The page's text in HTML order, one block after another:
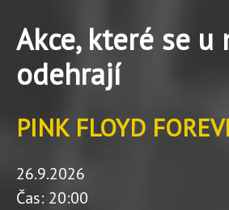
Akce, které se u
odehrají
PINK FLOYD
26.9.2026
Čas: 20:00